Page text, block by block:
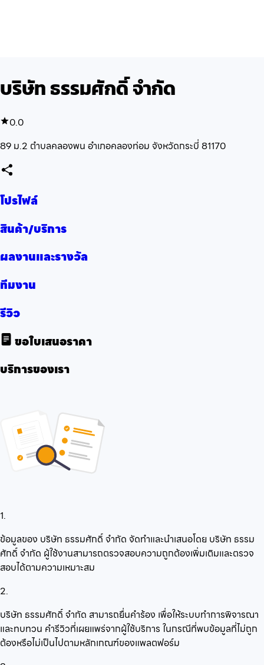
บริษัท ธรรมศักดิ์ จำกัด
0.0
89 ม.2 ตำบลคลองพน อำเภอคลองท่อม จังหวัดกระบี่ 81170
โปรไฟล์
สินค้า/บริการ
ผลงานและรางวัล
ทีมงาน
รีวิว
ขอใบเสนอราคา
บริการของเรา
1.
ข้อมูลของ บริษัท ธรรมศักดิ์ จำกัด จัดทำและนำเสนอโดย บริษัท ธรรม
ศักดิ์ จำกัด ผู้ใช้งานสามารถตรวจสอบความถูกต้องเพิ่มเติมและตรวจ
สอบได้ตามความเหมาะสม
2.
บริษัท ธรรมศักดิ์ จำกัด สามารถยื่นคำร้อง เพื่อให้ระบบทำการพิจารณา
และทบทวน คำรีวิวที่เผยแพร่จากผู้ใช้บริการ ในกรณีที่พบข้อมูลที่ไม่ถูก
ต้องหรือไม่เป็นไปตามหลักเกณฑ์ของแพลตฟอร์ม